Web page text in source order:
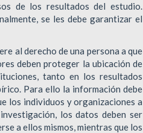
de los resultados del estudio.
se les debe garantizar el
al derecho de una persona a que
deben proteger la ubicación de
tanto en los resultados
Para ello la información debe
los individuos y organizaciones a
los datos deben ser
a ellos mismos, mientras que los